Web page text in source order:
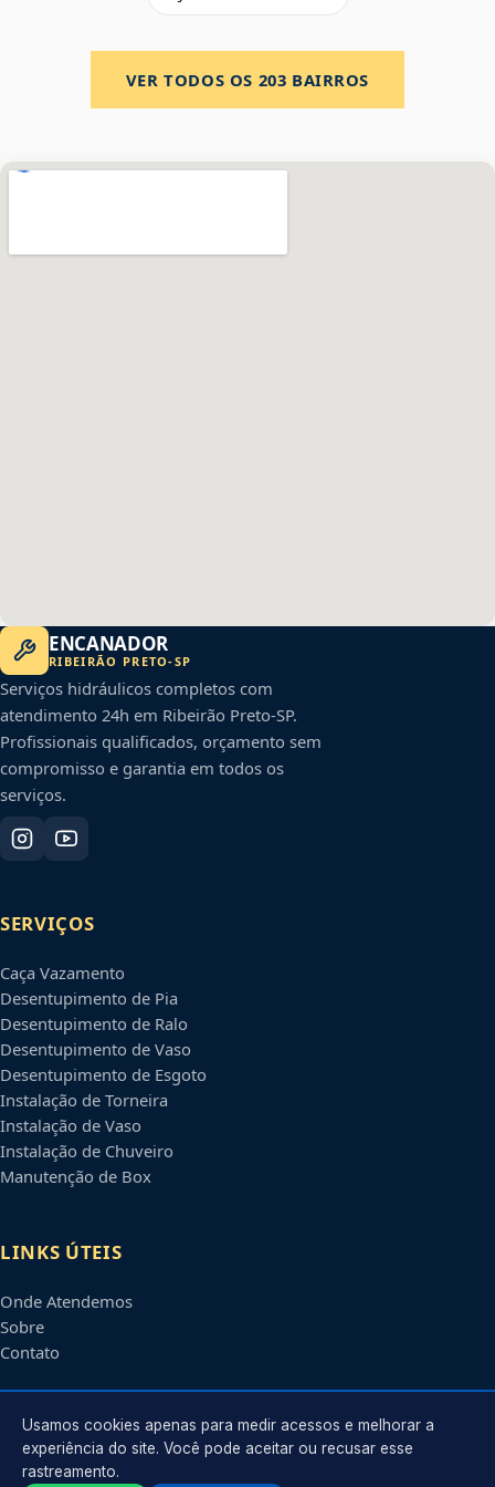
VER TODOS OS 203 BAIRROS
ENCANADOR
RIBEIRÃO PRETO-SP
Serviços hidráulicos completos com
atendimento 24h em Ribeirão Preto-SP.
Profissionais qualificados, orçamento sem
compromisso e garantia em todos os
serviços.
SERVIÇOS
Caça Vazamento
Desentupimento de Pia
Desentupimento de Ralo
Desentupimento de Vaso
Desentupimento de Esgoto
Instalação de Torneira
Instalação de Vaso
Instalação de Chuveiro
Manutenção de Box
LINKS ÚTEIS
Onde Atendemos
Sobre
Contato
CONTATO
Atendimento em
Usamos cookies apenas para medir acessos e melhorar a
experiência do site. Você pode aceitar ou recusar esse
rastreamento.